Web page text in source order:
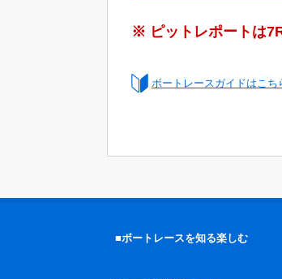
※ ピットレポートは
ボートレースガイドはこち
■ボートレースを知る楽しむ